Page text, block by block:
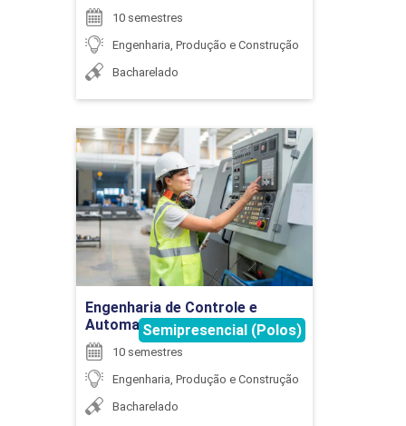
75
EXTENSÃO
75
10 semestres
Engenharia, Produção e Construção
Bacharelado
Engenharia de Controle e
AutomaçãoSemipresencial (Polos)
10 semestres
Engenharia, Produção e Construção
Bacharelado
Engenharia de Controle e
Automação
Detalhes do curso
Ir para Inscrição